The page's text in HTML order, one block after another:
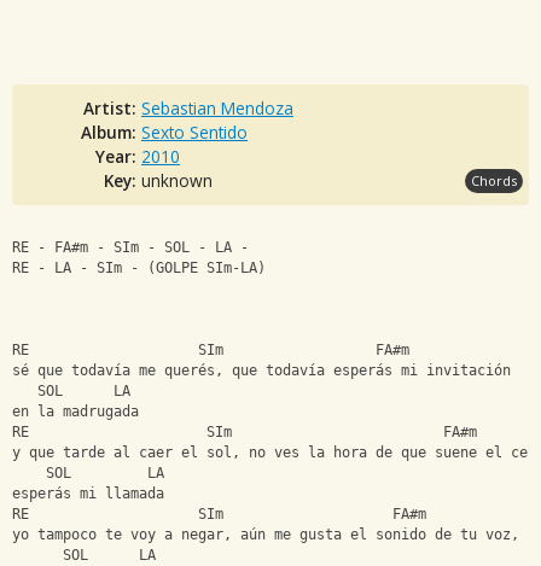
Artist: Sebastian Mendoza
Album: Sexto Sentido
Year: 2010
Key: unknown Chords
RE - FA#m - SIm - SOL - LA -
RE - LA - SIm - (GOLPE SIm-LA)
RE                    SIm                  FA#m
sé que todavía me querés, que todavía esperás mi invitación
   SOL      LA
en la madrugada
RE                     SIm                         FA#m
y que tarde al caer el sol, no ves la hora de que suene el
    SOL         LA
esperás mi llamada
RE                    SIm                    FA#m
yo tampoco te voy a negar, aún me gusta el sonido de tu voz,
      SOL      LA